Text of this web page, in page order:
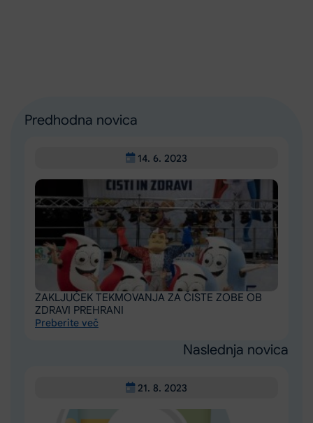
Predhodna novica
14. 6. 2023
ZAKLJUČEK TEKMOVANJA ZA ČISTE ZOBE OB
ZDRAVI PREHRANI
Preberite več
Naslednja novica
21. 8. 2023